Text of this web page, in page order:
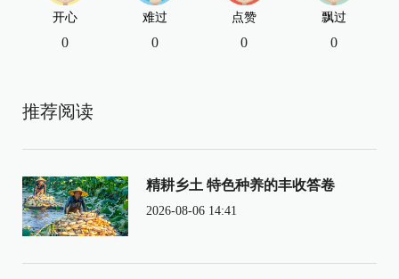
开心
0
难过
0
点赞
0
飘过
0
推荐阅读
精耕乡土 特色种养的丰收答卷
2026-08-06 14:41